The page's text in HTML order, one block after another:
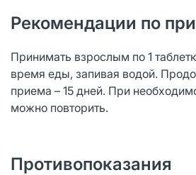
Рекомендации по
Принимать взрослым по 1
время еды, запивая водой.
приема – 15 дней. При
можно повторить.
Противопоказания